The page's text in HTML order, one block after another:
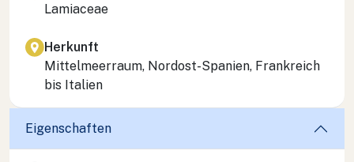
Lamiaceae
Herkunft
Mittelmeerraum, Nordost-Spanien, Frankreich
bis Italien
Eigenschaften